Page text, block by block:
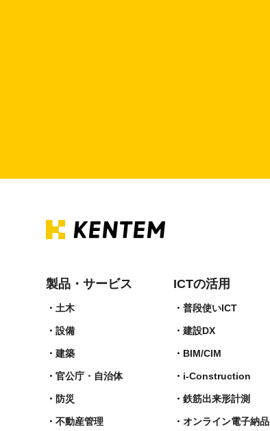
製品・サービス
土木
設備
建築
官公庁・自治体
防災
不動産管理
ICTの活用
普段使いICT
建設DX
BIM/CIM
i-Construction
鉄筋出来形計測​
オンライン電子納品